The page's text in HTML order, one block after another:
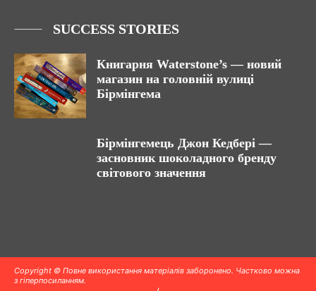
SUCCESS STORIES
Книгарня Waterstone’s — новий
магазин на головній вулиці
Бірмінгема
Бірмінгемець Джон Кедбері —
засновник шоколадного бренду
світового значення
Copyright © Повне використання матеріалів заборонено. Частково можна
з гіперпосиланням.